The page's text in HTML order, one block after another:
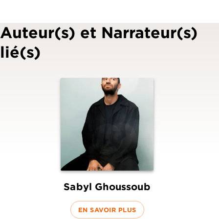
Auteur(s) et Narrateur(s)
lié(s)
Sabyl Ghoussoub
EN SAVOIR PLUS